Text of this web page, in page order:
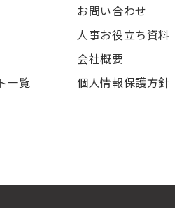
一覧
お問い合わせ
人事お役立ち資料
会社概要
個人情報保護方針